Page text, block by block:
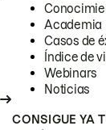
Academia
Casos de
Índice de
Webinars
Noticias
CONSIGUE YA